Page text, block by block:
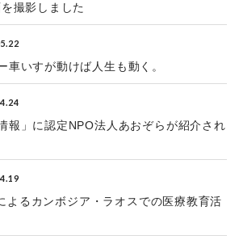
撮影しました
車いすが動けば人生も動く。
報」に認定NPO法人あおぞらが紹介され
よるカンボジア・ラオスでの医療教育活